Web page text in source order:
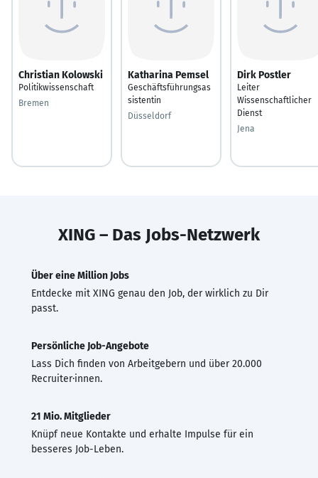
Christian Kolowski
Politikwissenschaft
Bremen
Katharina Pemsel
Geschäftsführungsas
sistentin
Düsseldorf
Dirk Postler
Leiter
Wissenschaftlicher
Dienst
Jena
XING – Das Jobs-Netzwerk
Über eine Million Jobs
Entdecke mit XING genau den Job, der wirklich zu Dir
passt.
Persönliche Job-Angebote
Lass Dich finden von Arbeitgebern und über 20.000
Recruiter·innen.
21 Mio. Mitglieder
Knüpf neue Kontakte und erhalte Impulse für ein
besseres Job-Leben.